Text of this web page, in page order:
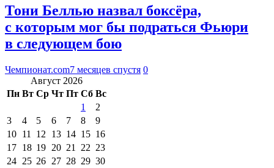
Тони Беллью назвал боксёра,
с которым мог бы подраться Фьюри
в следующем бою
Чемпионат.com7 месяцев спустя 0
Август 2026
Пн Вт Ср Чт Пт Сб Вс
1
2
3
4 5 6 7 8
9
10 11 12 13 14 15 16
17 18 19 20 21 22 23
24 25 26 27 28 29 30